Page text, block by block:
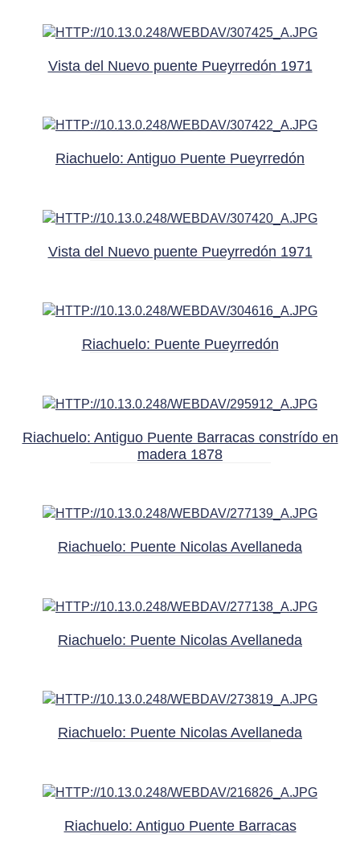
Vista del Nuevo puente Pueyrredón 1971
Riachuelo: Antiguo Puente Pueyrredón
Vista del Nuevo puente Pueyrredón 1971
Riachuelo: Puente Pueyrredón
Riachuelo: Antiguo Puente Barracas constrído en
madera 1878
Riachuelo: Puente Nicolas Avellaneda
Riachuelo: Puente Nicolas Avellaneda
Riachuelo: Puente Nicolas Avellaneda
Riachuelo: Antiguo Puente Barracas